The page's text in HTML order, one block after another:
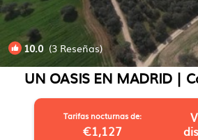
10.0(3 Reseñas)
UN OASIS EN MADRID |
Tarifas nocturnas de:
€1,127